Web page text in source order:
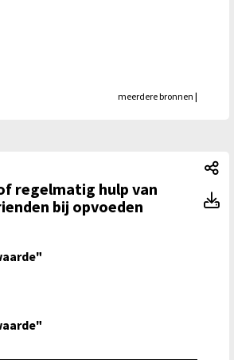
meerdere bronnen |
regelmatig hulp van
bij opvoeden